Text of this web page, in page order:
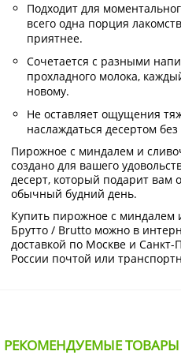
Подходит для
всего одна порция
приятнее.
Сочетается с разными
прохладного молока,
новому.
Не оставляет ощущения
наслаждаться десертом
Пирожное с миндалем и
создано для вашего
десерт, который подарит вам
обычный будний день.
Купить пирожное с миндалем
Брутто / Brutto можно в
доставкой по Москве и Санкт-
России почтой или
РЕКОМЕНДУЕМЫЕ ТОВАРЫ